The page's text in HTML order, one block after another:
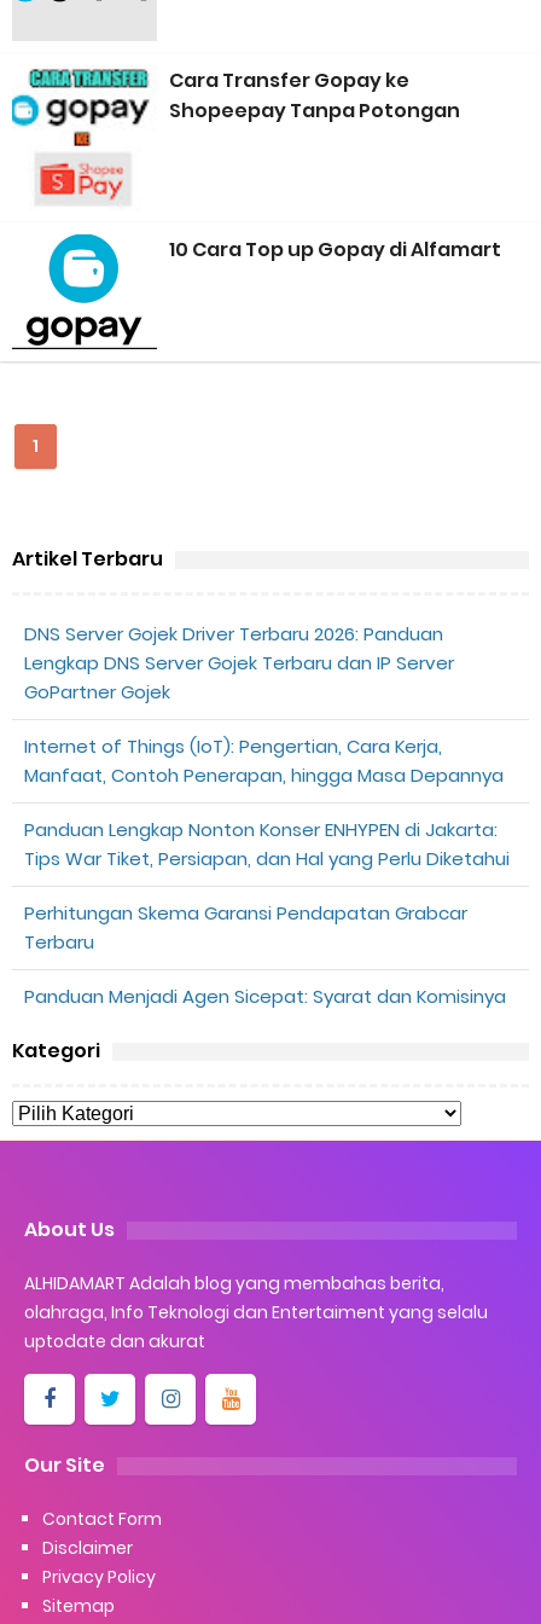
Panduan Menjadi Agen Sicepat: Syarat dan Komisinya
Cara Daftar Goshop agar Cepat Diterima
Apa itu Grab Saap? Layanan Antri Online Terbaru Dari Grab
Cara Jitu Mendapat Voucher Gojek Gratis
Cara Ping DNS Server Gojek Gopartner
Penyebab dan Cara Memulihkan Akun Gojek Dibekukan
Cara Menggunakan Paket Telkomsel Mitra Gojek
5 Cara Top Up InDriver dengan Mudah
5 Biaya Potongan Shopee Food yang Perlu Kamu Ketahui
10 Cara Jitu Autobid Untuk Lala Motor dan Mobil 2023
Cara Mudah Melihat QR dan Barcode Shopeepay
Enroute Drop: Arti dan Penjelasan Resi Gosend
Cara Transfer Gopay ke Shopeepay Tanpa Potongan
Cara Ping Server Shopee Food 2022
Cara Mengatasi Aplikasi Gojek Mengalami Gangguan
Thursday, 6 August
Cara Transfer Gopay ke
Shopeepay Tanpa Potongan
10 Cara Top up Gopay di Alfamart
1
Artikel Terbaru
DNS Server Gojek Driver Terbaru 2026: Panduan
Lengkap DNS Server Gojek Terbaru dan IP Server
GoPartner Gojek
Internet of Things (IoT): Pengertian, Cara Kerja,
Manfaat, Contoh Penerapan, hingga Masa Depannya
Panduan Lengkap Nonton Konser ENHYPEN di Jakarta:
Tips War Tiket, Persiapan, dan Hal yang Perlu Diketahui
Perhitungan Skema Garansi Pendapatan Grabcar
Terbaru
Panduan Menjadi Agen Sicepat: Syarat dan Komisinya
Kategori
About Us
ALHIDAMART Adalah blog yang membahas berita,
olahraga, Info Teknologi dan Entertaiment yang selalu
uptodate dan akurat
Our Site
Contact Form
Disclaimer
Privacy Policy
Sitemap